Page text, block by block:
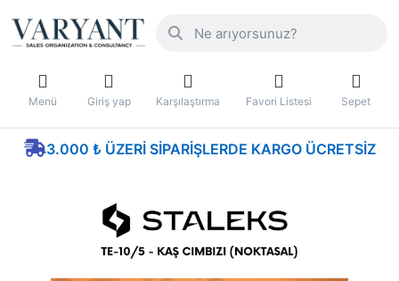
Menü Giriş yap Karşılaştırma Favori Listesi Sepet
3.000 ₺ ÜZERI SIPARIŞLERDE KARGO ÜCRETSIZ